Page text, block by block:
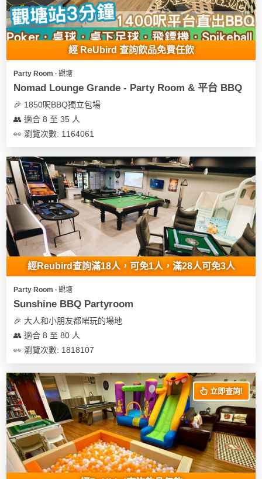
經 ReUbird 查詢飲品免費任飲
Party Room ∙ 觀塘
Nomad Lounge Grande - Party Room & 平台 BBQ
🎉 1850呎BBQ獨立包場
👥 適合 8 至 35 人
👀 瀏覽次數: 1164061
經Reubird查詢滿18人，可免1人，滿28人可免3人
Party Room ∙ 觀塘
Sunshine BBQ Partyroom
🎉 大人和小朋友都啱玩的場地
👥 適合 8 至 80 人
👀 瀏覽次數: 1818107
立即查詢!